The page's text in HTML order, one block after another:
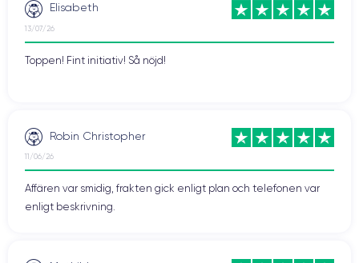
Elisabeth
13/07/26
Toppen! Fint initiativ! Så nöjd!
Robin Christopher
11/06/26
Affären var smidig, frakten gick enligt plan och telefonen var
enligt beskrivning.